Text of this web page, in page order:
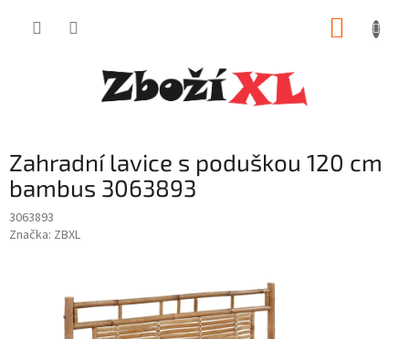
Zahradní lavice s poduškou 120 cm
bambus 3063893
3063893
Značka: ZBXL